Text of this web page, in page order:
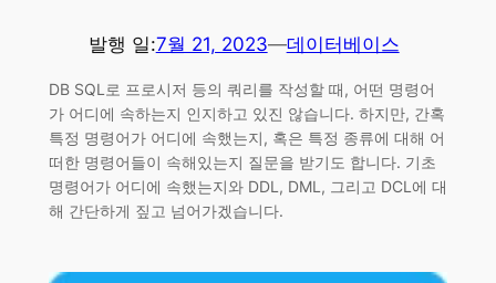
발행 일:7월 21, 2023—데이터베이스
DB SQL로 프로시저 등의 쿼리를 작성할 때, 어떤 명령어
가 어디에 속하는지 인지하고 있진 않습니다. 하지만, 간혹
특정 명령어가 어디에 속했는지, 혹은 특정 종류에 대해 어
떠한 명령어들이 속해있는지 질문을 받기도 합니다. 기초
명령어가 어디에 속했는지와 DDL, DML, 그리고 DCL에 대
해 간단하게 짚고 넘어가겠습니다.